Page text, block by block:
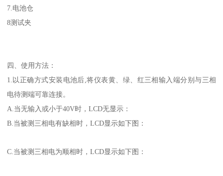
7.电池仓
8测试夹
四、使用方法：
1. 以正确方式安装电池后,将仪表黄、绿、红三相输入端分别与三相
电待测端可靠连接。
A.当无输入或小于40V时，LCD无显示 ：
B.当被测三相电有缺相时，LCD显示如下图：
C.当被测三相电为顺相时，LCD显示如下图：